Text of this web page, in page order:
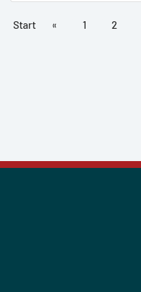
Start « 1 2